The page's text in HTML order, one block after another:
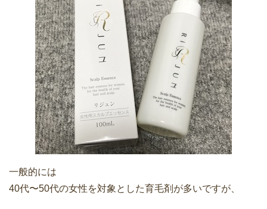
一般的には
40代〜50代の女性を対象とした育毛剤が多いですが、